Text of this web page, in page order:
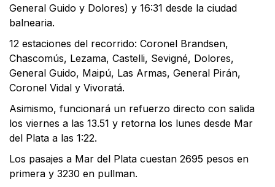
General Guido y Dolores) y 16:31 desde la ciudad
balnearia.
12 estaciones del recorrido: Coronel Brandsen,
Chascomús, Lezama, Castelli, Sevigné, Dolores,
General Guido, Maipú, Las Armas, General Pirán,
Coronel Vidal y Vivoratá.
Asimismo, funcionará un refuerzo directo con salida
los viernes a las 13.51 y retorna los lunes desde Mar
del Plata a las 1:22.
Los pasajes a Mar del Plata cuestan 2695 pesos en
primera y 3230 en pullman.